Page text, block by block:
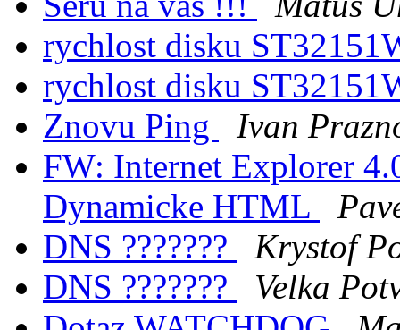
rychlost disku
rychlost disku
Znovu Ping
Ivan
FW: Internet Explorer
Dynamicke HTML
DNS ???????
Krystof
DNS ???????
Velka